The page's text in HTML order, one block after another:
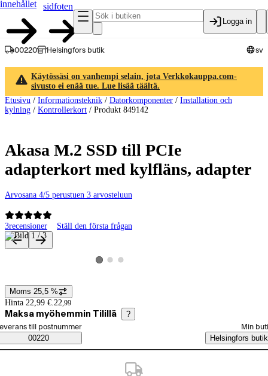
innehållet
sidfoten
Logga in
00220 Helsingfors butik sv
Käytössäsi on vanhempi selain, jota Verkkokauppa.com-
sivusto ei enää tue. Lue lisää täältä.
Etusivu / Informationsteknik / Datorkomponenter / Installation och
kylning / Kontrollerkort / Produkt 849142
Akasa M.2 SSD till PCIe
adapterkort med kylfläns, adapter
Arvosana 4/5 perustuen 3 arvosteluun
3recensioner Ställ den första frågan
Produktbilder och videor
Visa produktbild 1
Visa produktbild 2
Visa produktbild 3
Prisinformation
Moms 25,5 %
Hinta 22,99 €. 22,99
Maksa myöhemmin Tilillä ?
Saatavuustiedot
beställningssätt
till postnummer
00220
Min
Helsingfors butik